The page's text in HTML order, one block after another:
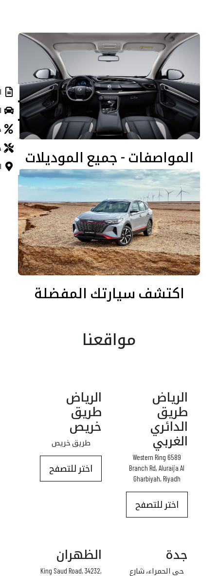
المواصفات - جميع الموديلات
اكتشف سيارتك المفضلة
مواقعنا
الرياض
طريق
الدائري
الغربي
6589 Western Ring
Branch Rd, Aluraija Al
Gharbiyah, Riyadh
اختر للتصفح
الرياض
طريق
خريص
طريق خريص
اختر للتصفح
جدة
حي الحمراء، شارع
الظهران
King Saud Road, 34232,